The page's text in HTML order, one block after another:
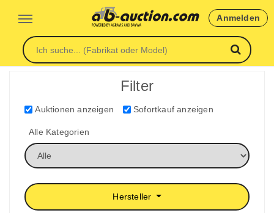
Anmelden
Filter
Auktionen anzeigen Sofortkauf anzeigen
Alle Kategorien
Hersteller